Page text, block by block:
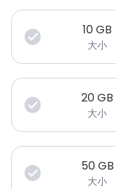
10GB
大小
20GB
大小
50GB
大小